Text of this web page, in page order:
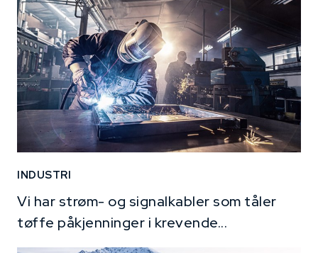
INDUSTRI
Vi har strøm- og signalkabler som tåler
tøffe påkjenninger i krevende...